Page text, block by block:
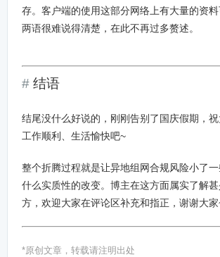
存。客户端的使用这部分网络上有大量的资
两语很难说得清楚，在此不再过多赘述。
结语
结尾没什么好说的，刚刚告别了国庆假期，
工作顺利、生活愉快吧~
整个折腾过程就是让异地组网合规风险小了
什么实质性的改变。博主在这方面属实了解
方，欢迎大家在评论区补充和指正，谢谢大
*原创文章，转载请注明出处